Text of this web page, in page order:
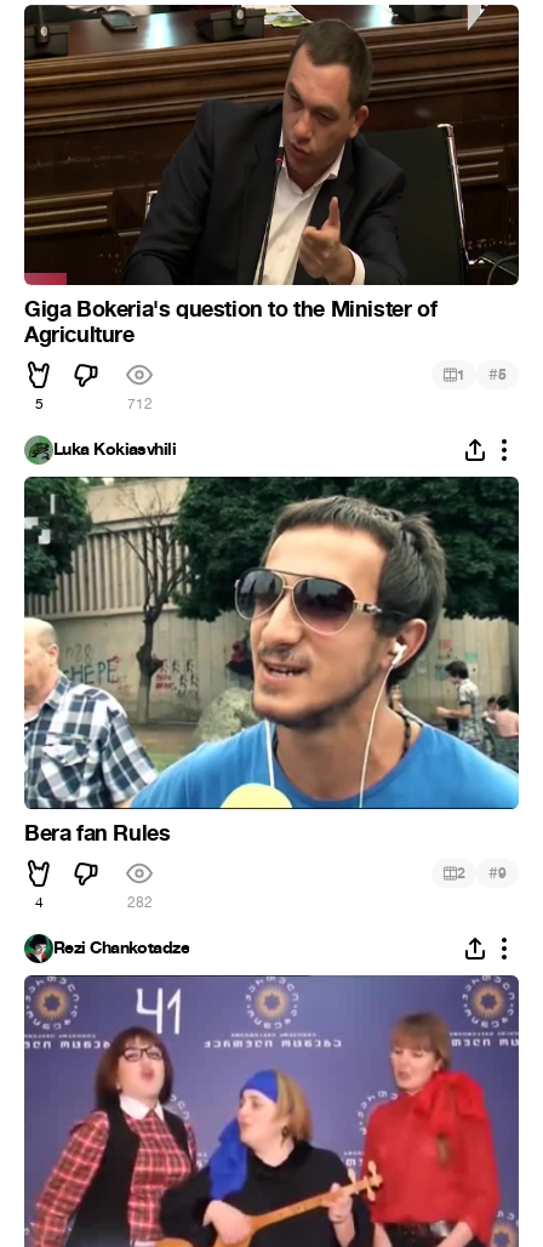
Giga Bokeria's question to the Minister of
Agriculture
5 712
1 #5
Luka Kokiasvhili
Bera fan Rules
4 282
2 #9
Rezi Chankotadze